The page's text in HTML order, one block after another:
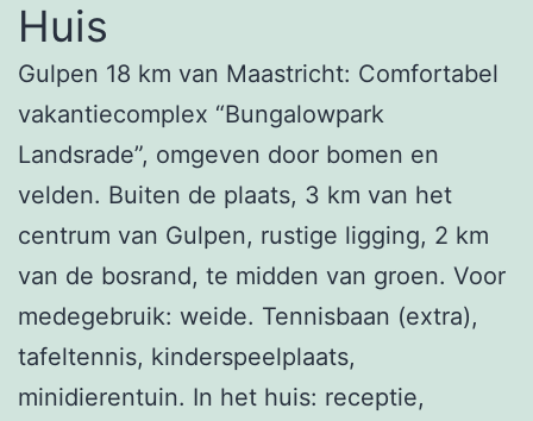
Huis
Gulpen 18 km van Maastricht: Comfortabel
vakantiecomplex “Bungalowpark
Landsrade”, omgeven door bomen en
velden. Buiten de plaats, 3 km van het
centrum van Gulpen, rustige ligging, 2 km
van de bosrand, te midden van groen. Voor
medegebruik: weide. Tennisbaan (extra),
tafeltennis, kinderspeelplaats,
minidierentuin. In het huis: receptie,